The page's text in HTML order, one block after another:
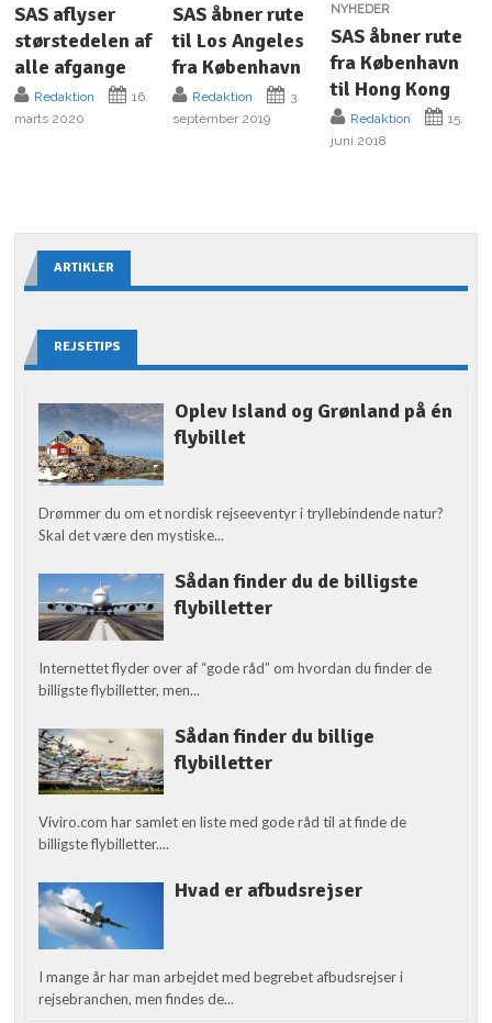
SAS aflyser
størstedelen af
alle afgange
Redaktion
16.
marts 2020
SAS åbner rute
til Los Angeles
fra København
Redaktion
3.
september 2019
NYHEDER
SAS åbner rute
fra København
til Hong Kong
Redaktion
15.
juni 2018
ARTIKLER
REJSETIPS
Oplev Island og Grønland på én
flybillet
Drømmer du om et nordisk rejseeventyr i tryllebindende natur?
Skal det være den mystiske...
Sådan finder du de billigste
flybilletter
Internettet flyder over af “gode råd” om hvordan du finder de
billigste flybilletter, men...
Sådan finder du billige
flybilletter
Viviro.com har samlet en liste med gode råd til at finde de
billigste flybilletter....
Hvad er afbudsrejser
I mange år har man arbejdet med begrebet afbudsrejser i
rejsebranchen, men findes de...